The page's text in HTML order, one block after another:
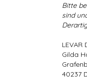
Bitte
sind
LEVAR
Gilda
40237